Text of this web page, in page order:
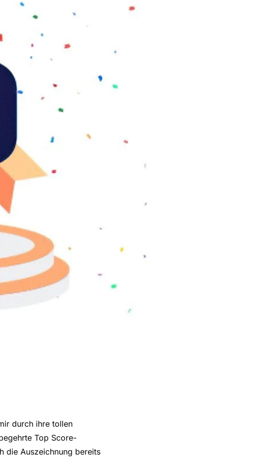
durch ihre tollen
Top Score-
die Auszeichnung bereits